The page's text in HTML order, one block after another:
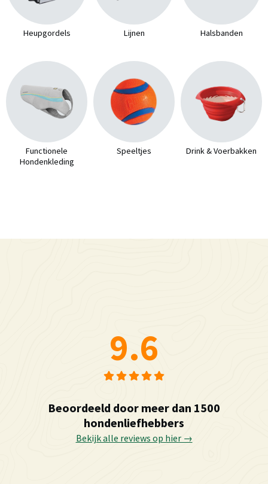
Heupgordels Lijnen Halsbanden
Functionele
Hondenkleding
Speeltjes Drink & Voerbakken
9.6
Beoordeeld door meer dan 1500
hondenliefhebbers
Bekijk alle reviews op hier →